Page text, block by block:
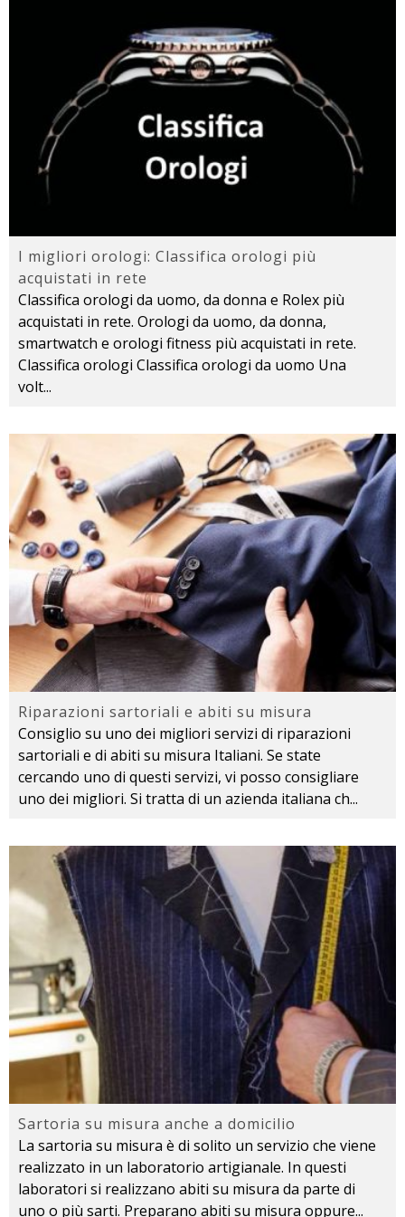
I migliori orologi: Classifica orologi più
acquistati in rete
Classifica orologi da uomo, da donna e Rolex più
acquistati in rete. Orologi da uomo, da donna,
smartwatch e orologi fitness più acquistati in rete.
Classifica orologi Classifica orologi da uomo Una
volt...
Riparazioni sartoriali e abiti su misura
Consiglio su uno dei migliori servizi di riparazioni
sartoriali e di abiti su misura Italiani. Se state
cercando uno di questi servizi, vi posso consigliare
uno dei migliori. Si tratta di un azienda italiana ch...
Sartoria su misura anche a domicilio
La sartoria su misura è di solito un servizio che viene
realizzato in un laboratorio artigianale. In questi
laboratori si realizzano abiti su misura da parte di
uno o più sarti. Preparano abiti su misura oppure...